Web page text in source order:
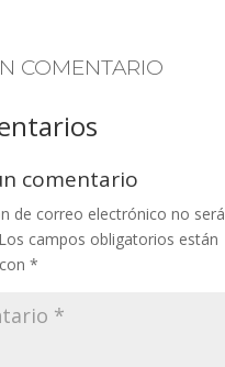
COMENTARIO
comentario
de correo electrónico no será
Los campos obligatorios están
*